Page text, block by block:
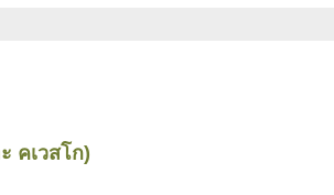
คเวสโก)